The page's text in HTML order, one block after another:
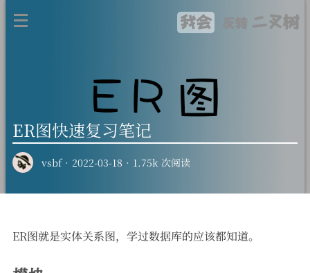
我会 反转 二叉树
ER图快速复习笔记
vsbf · 2022-03-18 · 1.75k 次阅读
ER图就是实体关系图，学过数据库的应该都知道。